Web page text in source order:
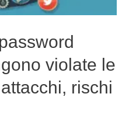
violate le
rischi